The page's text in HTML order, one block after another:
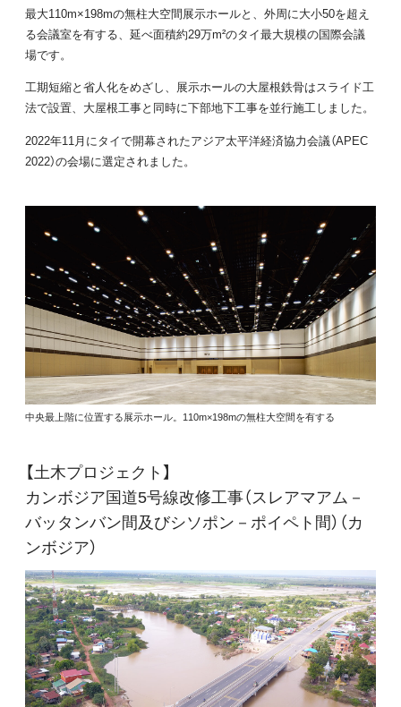
最大110m×198mの無柱大空間展示ホールと、外周に大小50を超え
る会議室を有する、延べ面積約29万m²のタイ最大規模の国際会議
場です。
工期短縮と省人化をめざし、展示ホールの大屋根鉄骨はスライド工
法で設置、大屋根工事と同時に下部地下工事を並行施工しました。
2022年11月にタイで開幕されたアジア太平洋経済協力会議（APEC
2022）の会場に選定されました。
中央最上階に位置する展示ホール。110m×198mの無柱大空間を有する
【土木プロジェクト】
カンボジア国道5号線改修工事（スレアマアム－
バッタンバン間及びシソポン－ポイペト間）（カ
ンボジア）